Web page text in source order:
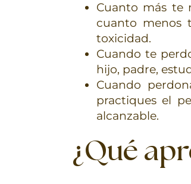
Cuanto más te
cuanto menos
toxicidad.
Cuando te
hijo, padre,
Cuando
practiques el
alcanzable.
¿Qué